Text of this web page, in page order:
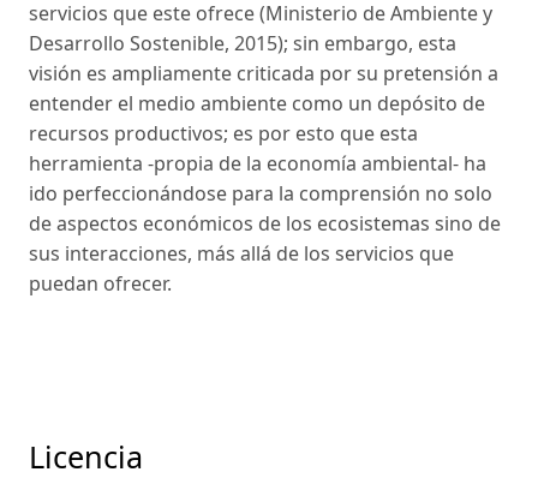
servicios que este ofrece (Ministerio de Ambiente y
Desarrollo Sostenible, 2015); sin embargo, esta
visión es ampliamente criticada por su pretensión a
entender el medio ambiente como un depósito de
recursos productivos; es por esto que esta
herramienta -propia de la economía ambiental- ha
ido perfeccionándose para la comprensión no solo
de aspectos económicos de los ecosistemas sino de
sus interacciones, más allá de los servicios que
puedan ofrecer.
Licencia